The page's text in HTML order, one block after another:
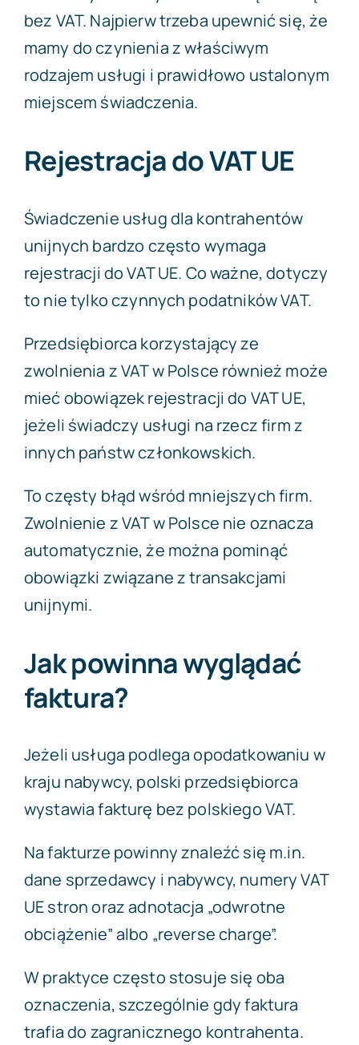
bez VAT. Najpierw trzeba upewnić się, że
mamy do czynienia z właściwym
rodzajem usługi i prawidłowo ustalonym
miejscem świadczenia.
Rejestracja do VAT UE
Świadczenie usług dla kontrahentów
unijnych bardzo często wymaga
rejestracji do VAT UE. Co ważne, dotyczy
to nie tylko czynnych podatników VAT.
Przedsiębiorca korzystający ze
zwolnienia z VAT w Polsce również może
mieć obowiązek rejestracji do VAT UE,
jeżeli świadczy usługi na rzecz firm z
innych państw członkowskich.
To częsty błąd wśród mniejszych firm.
Zwolnienie z VAT w Polsce nie oznacza
automatycznie, że można pominąć
obowiązki związane z transakcjami
unijnymi.
Jak powinna wyglądać
faktura?
Jeżeli usługa podlega opodatkowaniu w
kraju nabywcy, polski przedsiębiorca
wystawia fakturę bez polskiego VAT.
Na fakturze powinny znaleźć się m.in.
dane sprzedawcy i nabywcy, numery VAT
UE stron oraz adnotacja „odwrotne
obciążenie” albo „reverse charge”.
W praktyce często stosuje się oba
oznaczenia, szczególnie gdy faktura
trafia do zagranicznego kontrahenta.